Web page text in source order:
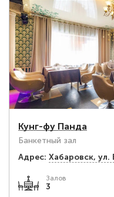
Кунг-фу Панда
Банкетный зал
Адрес: Хабаровск, ул.
Залов
3